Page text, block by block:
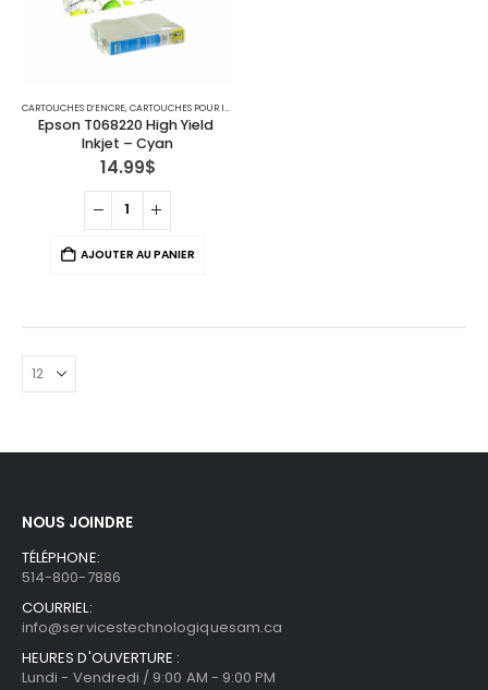
CARTOUCHES D’ENCRE,CARTOUCHES POUR IMPRIMANTES EPSON
Epson T068220 High Yield
Inkjet – Cyan
14.99$
AJOUTER AU PANIER
NOUS JOINDRE
TÉLÉPHONE:
514-800-7886
COURRIEL:
info@servicestechnologiquesam.ca
HEURES D'OUVERTURE :
Lundi - Vendredi / 9:00 AM - 9:00 PM